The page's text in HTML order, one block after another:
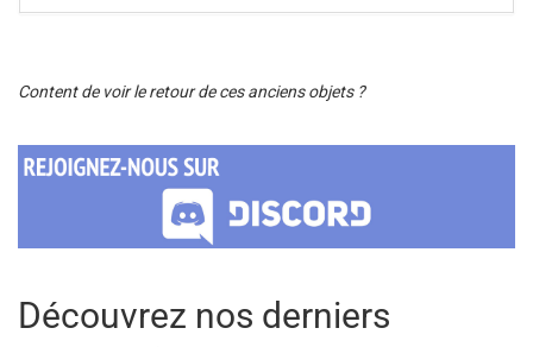
Content de voir le retour de ces anciens objets ?
Découvrez nos derniers